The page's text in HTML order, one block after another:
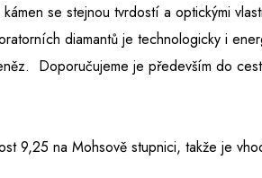
se stejnou tvrdostí a optickými
diamantů je technologicky i
Doporučujeme je především do
9,25 na Mohsově stupnici, takže je